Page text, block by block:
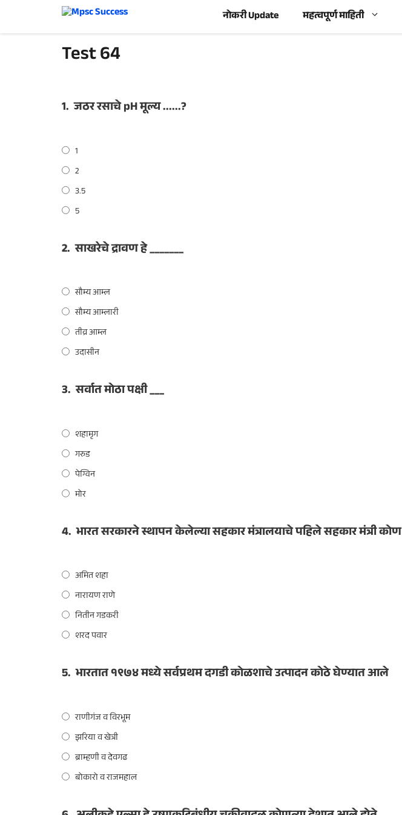
नोकरी Update महत्वपूर्ण माहिती
Test 64
1. जठर रसाचे pH मूल्य ......?
1
2
3.5
5
2. साखरेचे द्रावण हे _______
सौम्य आम्ल
सौम्य आम्लारी
तीव्र आम्ल
उदासीन
3. सर्वात मोठा पक्षी ___
शहामृग
गरुड
पेग्विन
मोर
4. भारत सरकारने स्थापन केलेल्या सहकार मंत्रालयाचे पहिले सहकार मंत्री कोण
अमित शहा
नारायण राणे
नितीन गडकरी
शरद पवार
5. भारतात १९७४ मध्ये सर्वप्रथम दगडी कोळशाचे उत्पादन कोठे घेण्यात आले
राणीगंज व विरभूम
झरिया व खेत्री
ब्राम्हणी व देवगढ
बोकारो व राजमहाल